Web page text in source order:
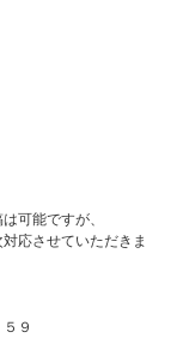
可能ですが、
応させていただきま
９